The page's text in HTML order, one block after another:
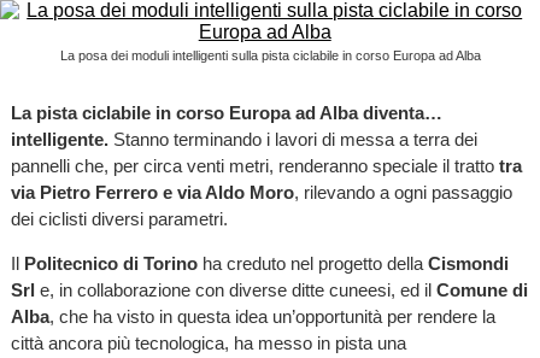
La posa dei moduli intelligenti sulla pista ciclabile in corso Europa ad Alba
La pista ciclabile in corso Europa ad Alba diventa…
intelligente.Stanno terminando i lavori di messa a terra dei
pannelli che, per circa venti metri, renderanno speciale il tratto tra
via Pietro Ferrero e via Aldo Moro, rilevando a ogni passaggio
dei ciclisti diversi parametri.
Il Politecnico di Torinoha creduto nel progetto della Cismondi
Srl e, in collaborazione con diverse ditte cuneesi, ed ilComune di
Alba, che ha visto in questa idea un’opportunità per rendere la
città ancora più tecnologica, ha messo in pista una